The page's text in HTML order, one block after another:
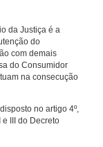
da Justiça é a
do
com demais
do Consumidor
na consecução
no artigo 4º,
e III do Decreto